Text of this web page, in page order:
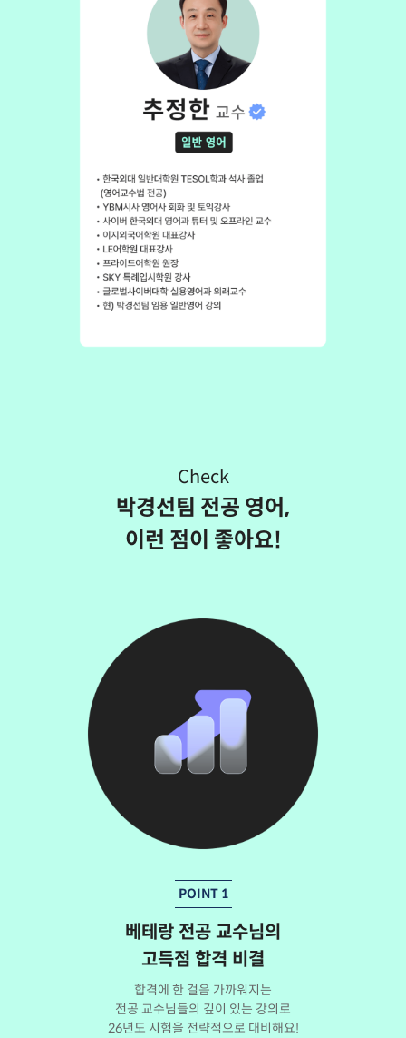
Check
박경선팀 전공 영어,
이런 점이 좋아요!
POINT 1
베테랑 전공 교수님의
고득점 합격 비결
합격에 한 걸음 가까워지는
전공 교수님들의 깊이 있는 강의로
26년도 시험을 전략적으로 대비해요!